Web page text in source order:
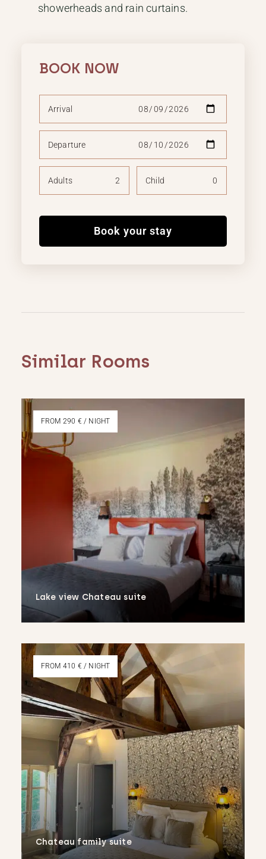
showerheads and rain curtains.
BOOK NOW
Arrival
Departure
Adults Child
Similar Rooms
FROM 290 € / NIGHT
Lake view Chateau suite
More
FROM 410 € / NIGHT
Chateau family suite